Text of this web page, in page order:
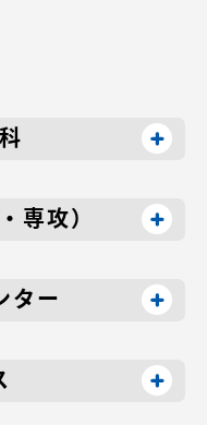
専攻）
ター